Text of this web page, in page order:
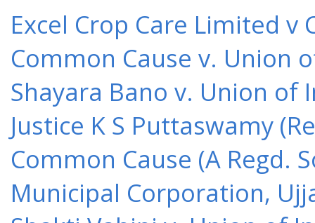
Excel Crop Care Limited
Common Cause v. Union
Shayara Bano v. Union of
Justice K S Puttaswamy
Common Cause (A Regd.
Municipal Corporation,